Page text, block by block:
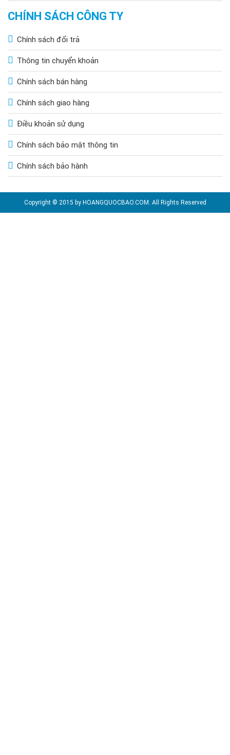
CHÍNH SÁCH CÔNG TY
Chính sách đổi trả
Thông tin chuyển khoản
Chính sách bán hàng
Chính sách giao hàng
Điều khoản sử dụng
Chính sách bảo mật thông tin
Chính sách bảo hành
Copyright © 2015 by HOANGQUOCBAO.COM. All Rights Reserved